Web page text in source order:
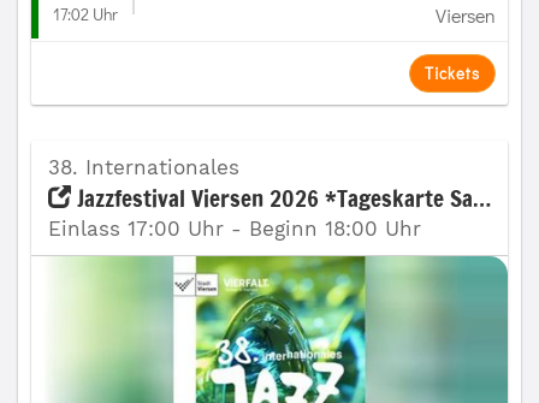
17:02 Uhr
Viersen
Tickets
38. Internationales
Jazzfestival Viersen 2026 *Tageskarte Samstag
Einlass 17:00 Uhr - Beginn 18:00 Uhr